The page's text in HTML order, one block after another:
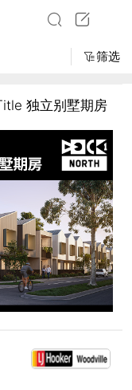
筛选
独立别墅期房